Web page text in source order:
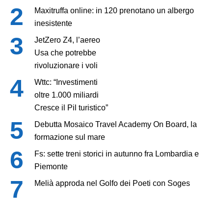
Maxitruffa online: in 120 prenotano un albergo
inesistente
JetZero Z4, l’aereo
Usa che potrebbe
rivoluzionare i voli
Wttc: “Investimenti
oltre 1.000 miliardi
Cresce il Pil turistico”
Debutta Mosaico Travel Academy On Board, la
formazione sul mare
Fs: sette treni storici in autunno fra Lombardia e
Piemonte
Melià approda nel Golfo dei Poeti con Soges